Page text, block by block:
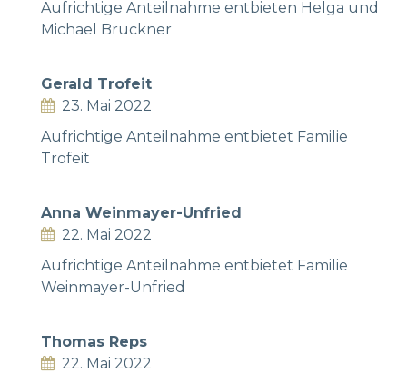
Aufrichtige Anteilnahme entbieten Helga und
Michael Bruckner
Gerald Trofeit
23. Mai 2022
Aufrichtige Anteilnahme entbietet Familie
Trofeit
Anna Weinmayer-Unfried
22. Mai 2022
Aufrichtige Anteilnahme entbietet Familie
Weinmayer-Unfried
Thomas Reps
22. Mai 2022